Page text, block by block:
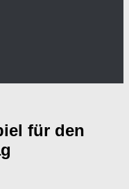
für den